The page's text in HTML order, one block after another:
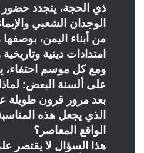
ذي الحجة، يتجدد حضور
الوجدان الشعبي
من أبناء اليمن،
امتدادات دينية
ومع كل موسم احتفاء،
على ألسنة البعض: لماذا
بعد مرور قرون طويلة
الذي يجعل هذه
الواقع المعاصر؟
هذا السؤال لا يقتصر